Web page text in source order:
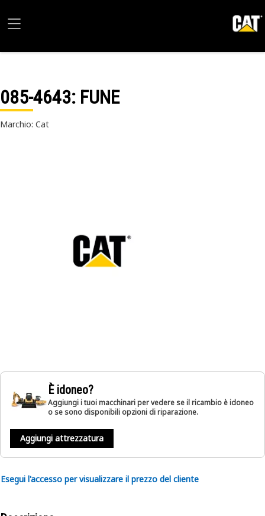
085-4643: FUNE
Marchio: Cat
È idoneo?
Aggiungi i tuoi macchinari per vedere se il ricambio è idoneo
o se sono disponibili opzioni di riparazione.
Aggiungi attrezzatura
Esegui l'accesso per visualizzare il prezzo del cliente